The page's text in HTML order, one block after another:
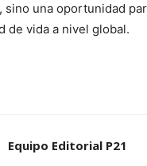
sino una oportunidad
de vida a nivel global.
Equipo Editorial P21